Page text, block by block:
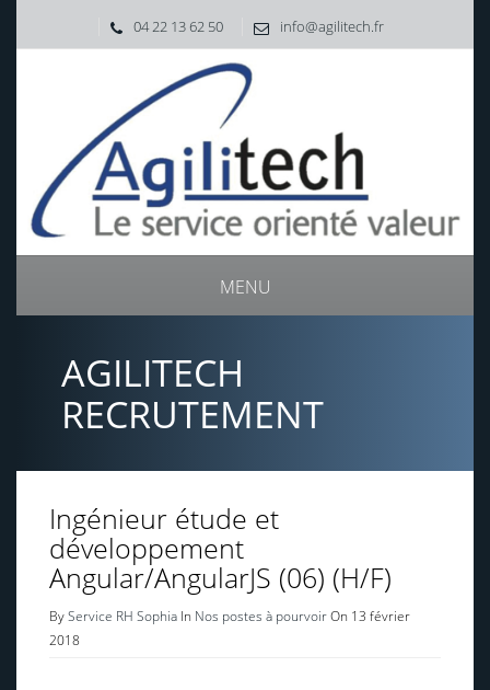
04 22 13 62 50 info@agilitech.fr
MENU
AGILITECH
RECRUTEMENT
Ingénieur étude et
développement
Angular/AngularJS (06) (H/F)
ByService RH Sophia In Nos postes à pourvoirOn 13 février
2018